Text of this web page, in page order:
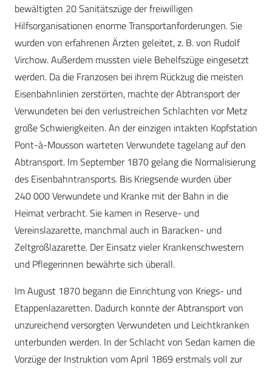
bewältigten 20 Sanitätszüge der freiwilligen
Hilfsorganisationen enorme Transportanforderungen. Sie
wurden von erfahrenen Ärzten geleitet, z. B. von Rudolf
Virchow. Außerdem mussten viele Behelfszüge eingesetzt
werden. Da die Franzosen bei ihrem Rückzug die meisten
Eisenbahnlinien zerstörten, machte der Abtransport der
Verwundeten bei den verlustreichen Schlachten vor Metz
große Schwierigkeiten. An der einzigen intakten Kopfstation
Pont-à-Mousson warteten Verwundete tagelang auf den
Abtransport. Im September 1870 gelang die Normalisierung
des Eisenbahntransports. Bis Kriegsende wurden über
240 000 Verwundete und Kranke mit der Bahn in die
Heimat verbracht. Sie kamen in Reserve- und
Vereinslazarette, manchmal auch in Baracken- und
Zeltgroßlazarette. Der Einsatz vieler Krankenschwestern
und Pflegerinnen bewährte sich überall.
Im August 1870 begann die Einrichtung von Kriegs- und
Etappenlazaretten. Dadurch konnte der Abtransport von
unzureichend versorgten Verwundeten und Leichtkranken
unterbunden werden. In der Schlacht von Sedan kamen die
Vorzüge der Instruktion vom April 1869 erstmals voll zur